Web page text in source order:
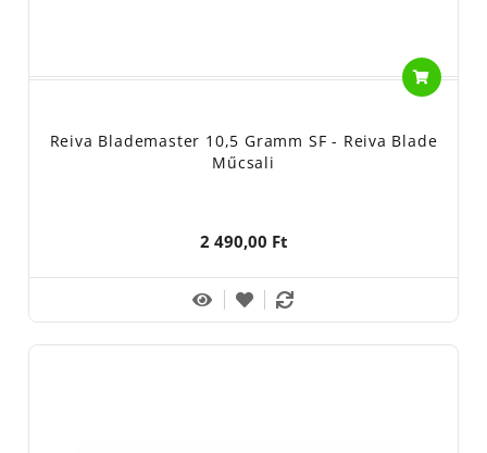
Reiva Blademaster 10,5 Gramm SF - Reiva Blade
Műcsali
2 490,00 Ft